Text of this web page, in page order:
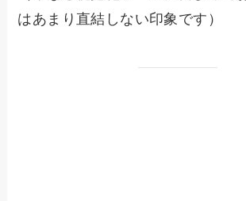
はあまり直結しない印象です）